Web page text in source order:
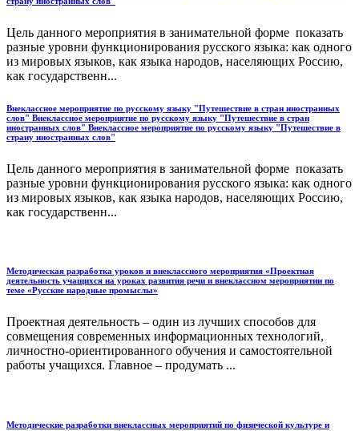
Цель данного мероприятия в занимательной форме показать
разные уровни функционирования русского языка: как одного
из мировых языков, как языка народов, населяющих Россию,
как государственн...
Внеклассное мероприятие по русскому языку "Путешествие в стран иностранных
слов" Внеклассное мероприятие по русскому языку "Путешествие в стран
иностранных слов" Внеклассное мероприятие по русскому языку "Путешествие в
страну иностранных слов"
Цель данного мероприятия в занимательной форме показать
разные уровни функционирования русского языка: как одного
из мировых языков, как языка народов, населяющих Россию,
как государственн...
Методическая разработка уроков и внеклассного мероприятия «Проектная
деятельность учащихся на уроках развития речи и внеклассном мероприятии по
теме «Русские народные промыслы»
Проектная деятельность – один из лучших способов для
совмещения современных информационных технологий,
личностно-ориентированного обучения и самостоятельной
работы учащихся. Главное – продумать ...
Методические разработки внеклассных мероприятий по физической культуре и